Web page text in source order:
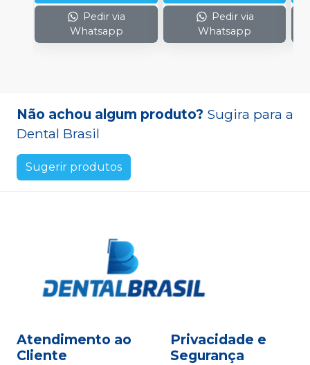
Pedir via
Whatsapp
Pedir via
Whatsapp
Não achou algum produto? Sugira para a
Dental Brasil
Sugerir produtos
Atendimento ao
Cliente
Privacidade e
Segurança